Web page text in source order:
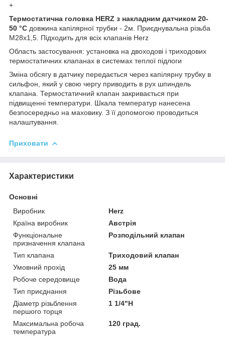
+
Термостатична головка HERZ з накладним датчиком 20-
50 °С довжина капілярної трубки - 2м. Приєднувальна різьба
М28х1,5. Підходить для всіх клапанів Herz
Область застосування: установка на двоходові і триходових
термостатичних клапанах в системах теплої підлоги
Зміна обсягу в датчику передається через капілярну трубку в
сильфон, який у свою чергу приводить в рух шпиндель
клапана. Термостатичний клапан закривається при
підвищенні температури. Шкала температур нанесена
безпосередньо на маховику. З її допомогою проводиться
налаштування.
Приховати
Характеристики
Основні
Виробник
Herz
Країна виробник
Австрія
Функціональне
призначення клапана
Розподільний клапан
Тип клапана
Триходовий клапан
Умовний прохід
25 мм
Робоче середовище
Вода
Тип приєднання
Різьбове
Діаметр різьблення
першого торця
1 1/4"Н
Максимальна робоча
температура
120 град.